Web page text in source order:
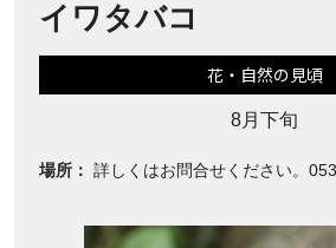
イワタバコ
花・自然の見頃
8月下旬
場所： 詳しくはお問合せください。